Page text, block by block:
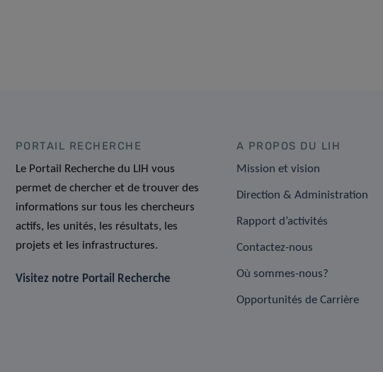
PORTAIL RECHERCHE
Le Portail Recherche du LIH vous
permet de chercher et de trouver des
informations sur tous les chercheurs
actifs, les unités, les résultats, les
projets et les infrastructures.
Visitez notre Portail Recherche
A PROPOS DU LIH
Mission et vision
Direction & Administration
Rapport d’activités
Contactez-nous
Où sommes-nous?
Opportunités de Carrière